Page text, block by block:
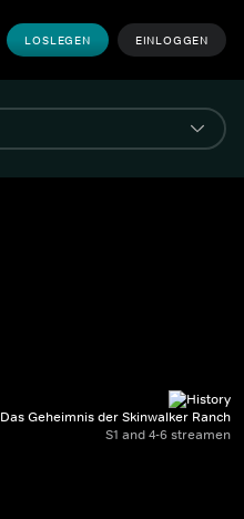
LOSLEGEN EINLOGGEN
Das Geheimnis der Skinwalker Ranch
S1 and 4-6 streamen